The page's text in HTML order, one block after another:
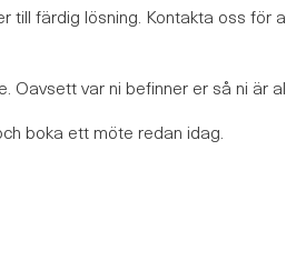
till färdig lösning. Kontakta oss
var ni befinner er så ni är
boka ett möte redan idag.